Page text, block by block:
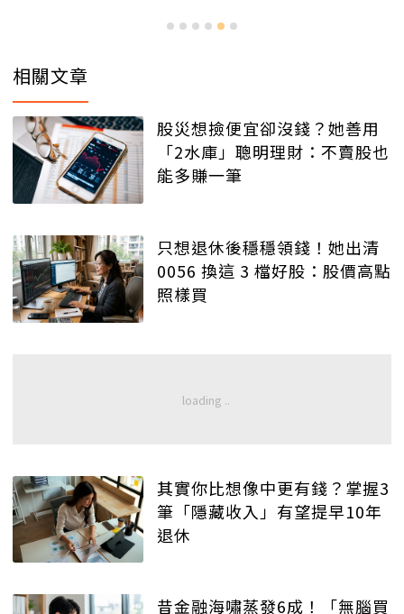
相關文章
股災想撿便宜卻沒錢？她善用
「2水庫」聰明理財：不賣股也
能多賺一筆
只想退休後穩穩領錢！她出清
0056 換這 3 檔好股：股價高點
照樣買
其實你比想像中更有錢？掌握3
筆「隱藏收入」有望提早10年
退休
昔金融海嘯蒸發6成！「無腦買